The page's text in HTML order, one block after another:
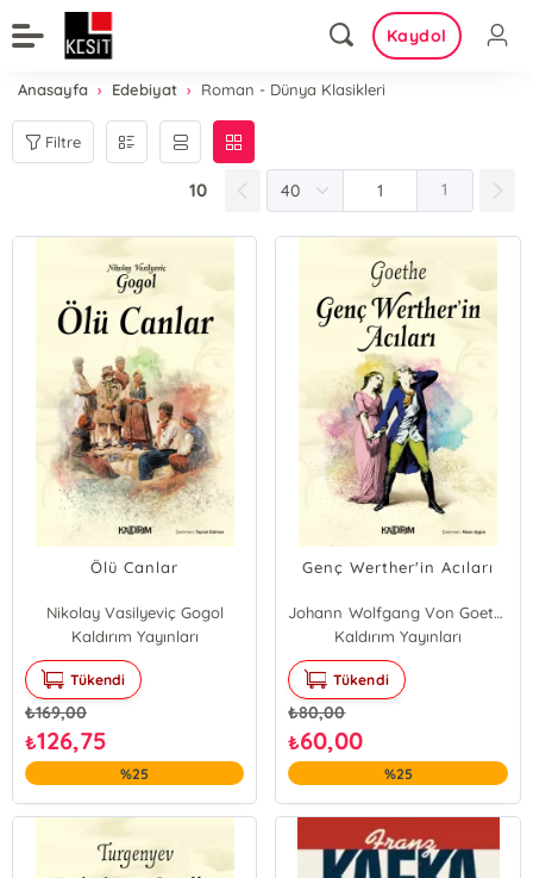
Kaydol
Anasayfa Edebiyat Roman - Dünya Klasikleri
Filtre
10 1
Ölü Canlar
Nikolay Vasilyeviç Gogol
Kaldırım Yayınları
Tükendi
₺169,00
₺126,75
%25
Genç Werther'in Acıları
Johann Wolfgang Von Goethe
Kaldırım Yayınları
Tükendi
₺80,00
₺60,00
%25